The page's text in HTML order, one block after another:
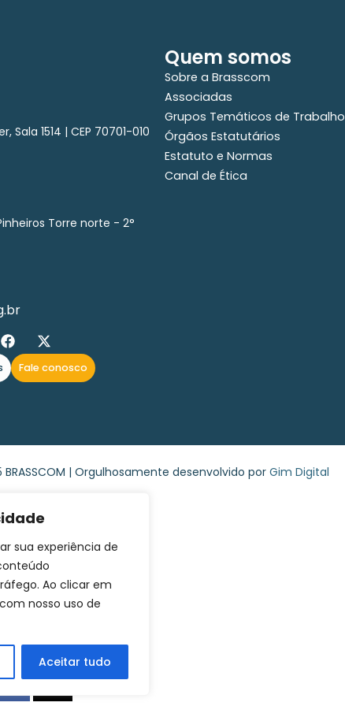
sua experiência de
Ao clicar em
nosso uso de
Aceitar tudo
Sala 1514 | CEP 70701-010
Torre norte - 2°
Fale conosco
Quem somos
Sobre a Brasscom
Associadas
Grupos Temáticos de Trabalho
Órgãos Estatutários
Estatuto e Normas
Canal de Ética
| Orgulhosamente desenvolvido por Gim Digital